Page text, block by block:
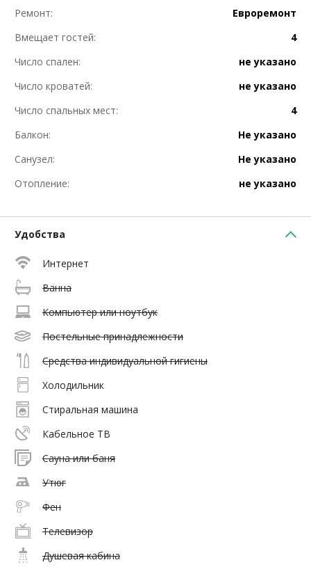
Ремонт:
Евроремонт
Вмещает гостей:
4
Число спален:
не указано
Число кроватей:
не указано
Число спальных мест:
4
Балкон:
Не указано
Санузел:
Не указано
Отопление:
не указано
Удобства
Интернет
Ванна
Компьютер или ноутбук
Постельные принадлежности
Средства индивидуальной гигиены
Холодильник
Стиральная машина
Кабельное ТВ
Сауна или баня
Утюг
Фен
Телевизор
Душевая кабина